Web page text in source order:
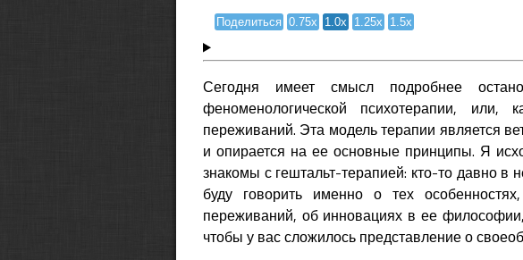
Поделиться 0.75x 1.0x 1.25x 1.5x
Сегодня имеет смысл подробнее
феноменологической психотерапии,
переживаний. Эта модель терапии является
и опирается на ее основные принципы. Я
знакомы с гештальт-терапией: кто-то давно в
буду говорить именно о тех
переживаний, об инновациях в ее
чтобы у вас сложилось представление о